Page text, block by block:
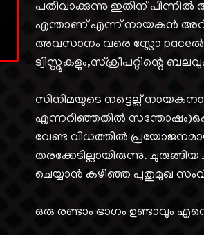
പതിവാക്കുന്നു ഇതിന്
എന്താണ് എന്ന് നായകൻ
അവസാനം വരെ സ്ലോ paceൽ
ട്വിസ്റ്റുകളും,സ്ക്രീപറ്റിന്റെ
സിനിമയുടെ നട്ടെല്ല്
എന്നറിഞ്ഞതിൽ
വേണ്ട വിധത്തിൽ
തരക്കേടില്ലായിരുന്നു. ചുരുങ്ങിയ
ചെയ്യാൻ കഴിഞ്ഞ പുതുമുഖ
ഒരു രണ്ടാം ഭാഗം